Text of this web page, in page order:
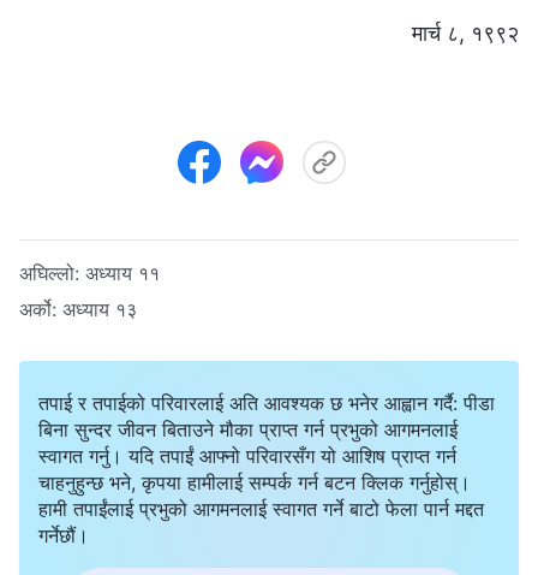
मार्च ८, १९९२
अघिल्लो: अध्याय ११
अर्को: अध्याय १३
तपाई र तपाईको परिवारलाई अति आवश्यक छ भनेर आह्वान गर्दै: पीडा
बिना सुन्दर जीवन बिताउने मौका प्राप्त गर्न प्रभुको आगमनलाई
स्वागत गर्नु। यदि तपाईं आफ्नो परिवारसँग यो आशिष प्राप्त गर्न
चाहनुहुन्छ भने, कृपया हामीलाई सम्पर्क गर्न बटन क्लिक गर्नुहोस्।
हामी तपाईंलाई प्रभुको आगमनलाई स्वागत गर्ने बाटो फेला पार्न मद्दत
गर्नेछौं।